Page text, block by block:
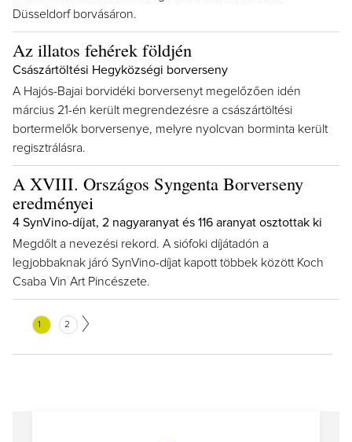
Düsseldorf borvásáron.
Az illatos fehérek földjén
Császártöltési Hegyközségi borverseny
A Hajós-Bajai borvidéki borversenyt megelőzően idén
március 21-én került megrendezésre a császártöltési
bortermelők borversenye, melyre nyolcvan borminta került
regisztrálásra.
A XVIII. Országos Syngenta Borverseny
eredményei
4 SynVino-díjat, 2 nagyaranyat és 116 aranyat osztottak ki
Megdőlt a nevezési rekord. A siófoki díjátadón a
legjobbaknak járó SynVino-díjat kapott többek között Koch
Csaba Vin Art Pincészete.
1 2